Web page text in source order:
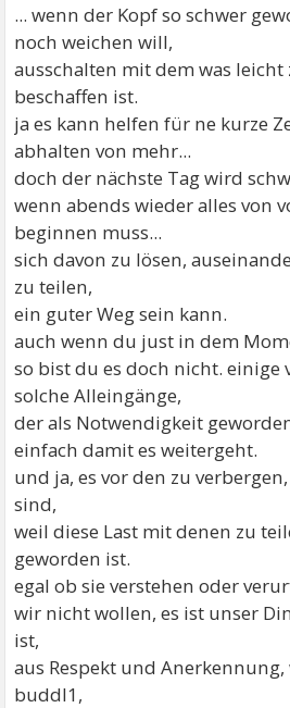
... wenn der Kopf so schwer
noch weichen will,
ausschalten mit dem was leicht
beschaffen ist.
ja es kann helfen für ne kurze
abhalten von mehr...
doch der nächste Tag wird
wenn abends wieder alles von
beginnen muss...
sich davon zu lösen,
zu teilen,
ein guter Weg sein kann.
auch wenn du just in dem
so bist du es doch nicht. einige
solche Alleingänge,
der als Notwendigkeit
einfach damit es weitergeht.
und ja, es vor den zu
sind,
weil diese Last mit denen zu
geworden ist.
egal ob sie verstehen oder
wir nicht wollen, es ist unser
ist,
aus Respekt und
buddl1,